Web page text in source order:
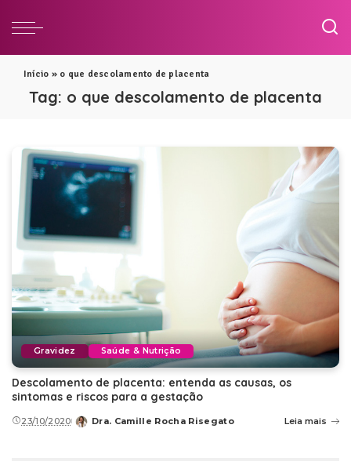
Início » o que descolamento de placenta
Tag: o que descolamento de placenta
Gravidez Saúde & Nutrição
Descolamento de placenta: entenda as causas, os
sintomas e riscos para a gestação
23/10/2020
Posted
Dra. Camille Rocha Risegato Leia mais